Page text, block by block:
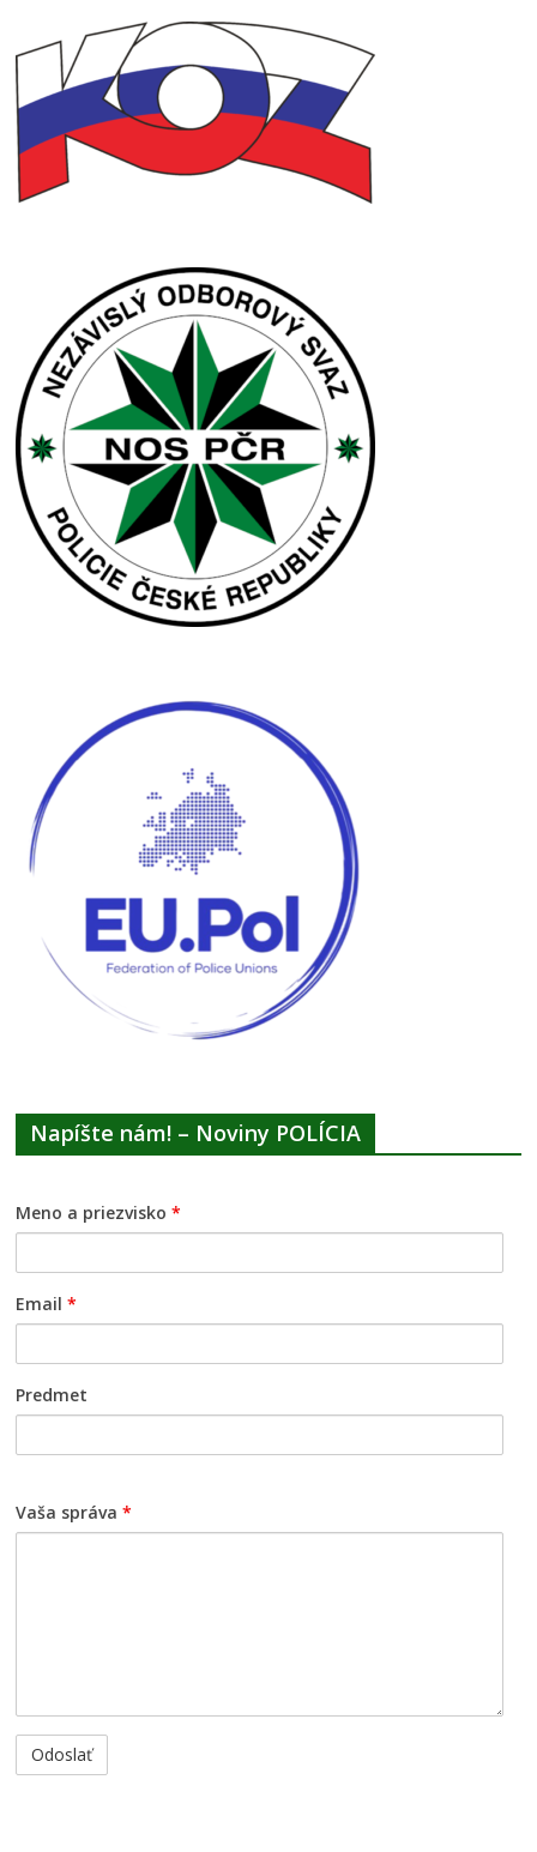
Napíšte nám! – Noviny POLÍCIA
Meno a priezvisko*
Email*
Predmet
Vaša správa*